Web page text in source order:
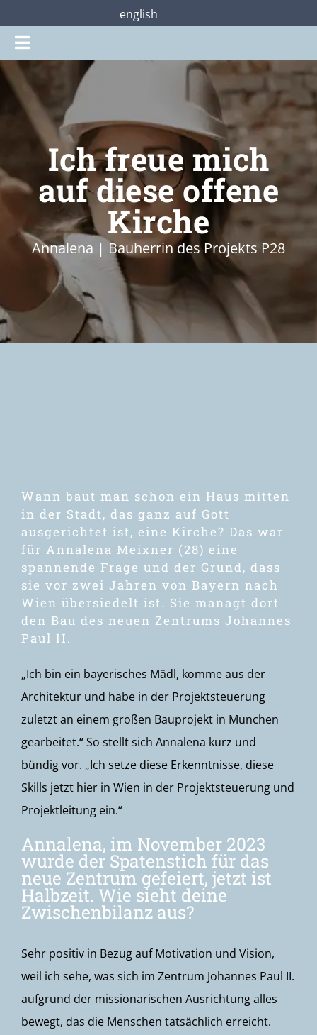
Inhalt
springen
english
Toggle
Navigation
Gottesdienste
Praterstraße28
Mitmachen
Über uns
Jetzt unterstützen
Ich freue mich
auf diese offene
Kirche
Annalena | Bauherrin des Projekts P28
Wann baut man schon ein Haus mitten
in der Stadt, das ganz auf Gott
ausgerichtet ist, eine Kirche? Das war
für Annalena Meixner (28) eine
spannende Frage und der Grund, dass
sie vor zwei Jahren von Bayern nach
Wien übersiedelt ist. Sie managt dort
den Bau des neuen Zentrums Johannes
Paul II.
„Ich bin ein bayerisches Mädl, komme aus der
Architektur und habe in der Projektsteuerung
zuletzt an einem großen Bauprojekt in München
gearbeitet.“ So stellt sich Annalena kurz und
bündig vor. „Ich setze diese Erkenntnisse, diese
Skills jetzt hier in Wien in der Projektsteuerung und
Projektleitung ein.“
Annalena, im November 2023
wurde der Spatenstich für das
neue Zentrum gefeiert, jetzt ist
Halbzeit. Wie sieht deine
Zwischenbilanz aus?
Sehr positiv in Bezug auf Motivation und Vision,
weil ich sehe, was sich im Zentrum Johannes Paul II.
aufgrund der missionarischen Ausrichtung alles
bewegt, das die Menschen tatsächlich erreicht.